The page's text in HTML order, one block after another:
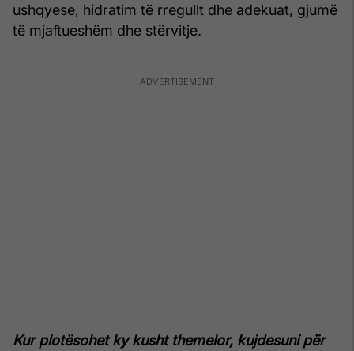
ushqyese, hidratim të rregullt dhe adekuat, gjumë
të mjaftueshëm dhe stërvitje.
Kur plotësohet ky kusht themelor, kujdesuni për